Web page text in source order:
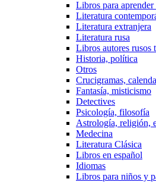
Libros para aprender
Literatura
Literatura extranjera
Literatura rusa
Libros autores rusos
Historia, política
Otros
Crucigramas,
Fantasía, misticismo
Detectives
Psicología, filosofía
Astrología, religión,
Medecina
Literatura Clásica
Libros en español
Idiomas
Libros para niños y